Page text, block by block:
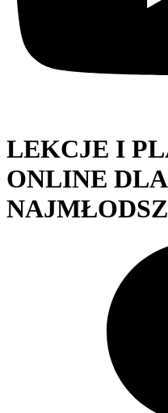
LEKCJE I
ONLINE DLA